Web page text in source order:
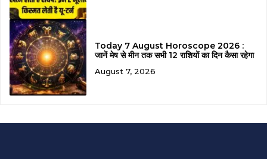
Today 7 August Horoscope 2026 :
जानें मेष से मीन तक सभी 12 राशियों का दिन कैसा रहेगा
August 7, 2026